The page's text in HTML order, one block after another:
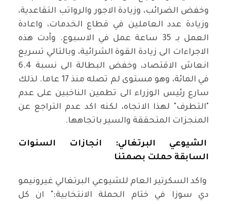
وخفض الضرائب، وزيادة الاجور والرواتب التقاعدية،
وزيادة عدد العاملين في قطاع الخدمات، واعادة
العمل بـ 35 ساعة عمل في الاسبوع. وأدت هذه
الاجراءات الى زيادة القوة الشرائية، وبالتالي تسريع
انعاش الاقتصاد، وخفض البطالة الى نسبة 6.4
في المائة، وهو مستوى لم تصله منذ 17 عاما. لذلك
سارع رئيس الوزراء الى تطمين الناخبين على عدم
"التطرف" لهذا الاتجاه، لكنه اكد عدم التراجع عن
المنجزات المتحققة والسير باتجاهها.
الشيوعي البرتغالي: انجازات السنوات
السابقة حملت بصمتنا
واكد السكرتير العام للشيوعي البرتغالي غيرونيمو
دي سوزا في ختام الحملة الانتخابية:" ان كل